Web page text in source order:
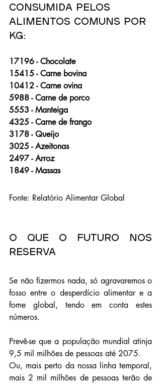
consumida pelos
alimentos comuns por
Kg:
17196 - Chocolate
15415 - Carne bovina
10412 - Carne ovina
5988 - Carne de porco
5553 - Manteiga
4325 - Carne de frango
3178 - Queijo
3025 - Azeitonas
2497 - Arroz
1849 - Massas
Fonte: Relatório Alimentar Global
O que o futuro nos
reserva
Se não fizermos nada, só agravaremos o
fosso entre o desperdício alimentar e a
fome global, tendo em conta estes
números.
Prevê-se que a população mundial atinja
9,5 mil milhões de pessoas até 2075.
Ou, mais perto da nossa linha temporal,
mais 2 mil milhões de pessoas terão de